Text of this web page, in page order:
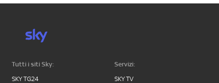
Tutti i siti Sky:
SKY TG24
Servizi:
SKY TV